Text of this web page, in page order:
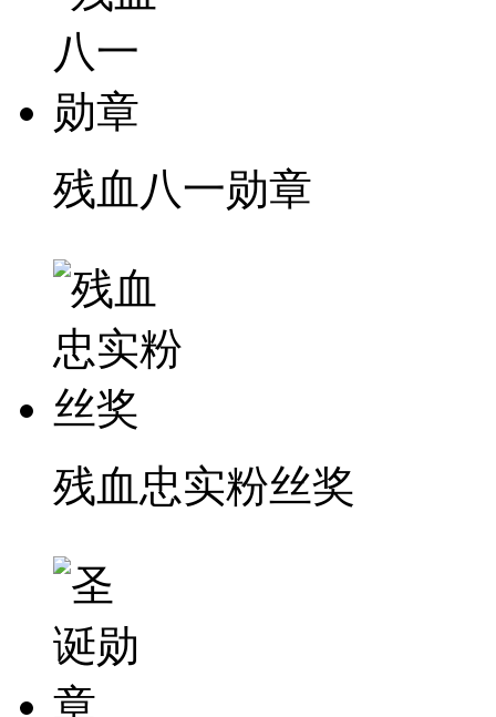
残血八一勋章
残血忠实粉丝奖